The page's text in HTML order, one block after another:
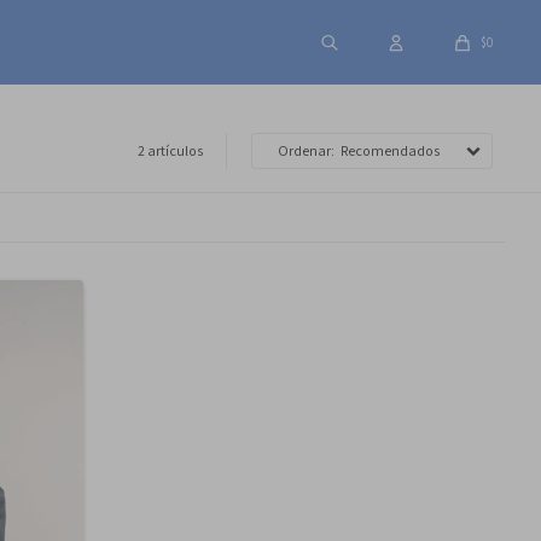
$0
2 artículos Recomendados